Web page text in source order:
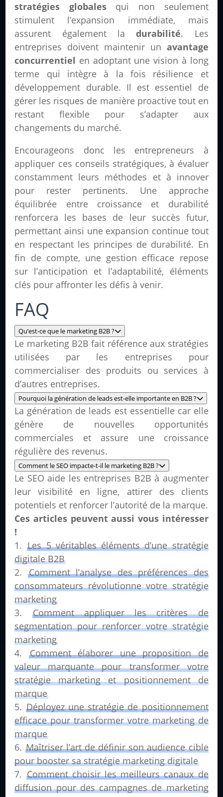
stratégies globalesqui non seulement
stimulent l’expansion immédiate, mais
assurent également ladurabilité. Les
entreprises doivent maintenir un avantage
concurrentiel en adoptant une vision à long
terme qui intègre à la fois résilience et
développement durable. Il est essentiel de
gérer les risques de manière proactive tout en
restant flexible pour s’adapter aux
changements du marché.
Encourageons donc les entrepreneurs à
appliquer ces conseils stratégiques, à évaluer
constamment leurs méthodes et à innover
pour rester pertinents. Une approche
équilibrée entre croissance et durabilité
renforcera les bases de leur succès futur,
permettant ainsi une expansion continue tout
en respectant les principes de durabilité. En
fin de compte, une gestion efficace repose
sur l’anticipation et l’adaptabilité, éléments
clés pour affronter les défis à venir.
FAQ
Qu’est-ce que le marketing B2B ?
Le marketing B2B fait référence aux stratégies
utilisées par les entreprises pour
commercialiser des produits ou services à
d’autres entreprises.
Pourquoi la génération de leads est-elle importante en B2B ?
La génération de leads est essentielle car elle
génère de nouvelles opportunités
commerciales et assure une croissance
régulière des revenus.
Comment le SEO impacte-t-il le marketing B2B ?
Le SEO aide les entreprises B2B à augmenter
leur visibilité en ligne, attirer des clients
potentiels et renforcer l’autorité de la marque.
Ces articles peuvent aussi vous intéresser
!
Les 5 véritables éléments d’une stratégie
digitale B2B
Comment l’analyse des préférences des
consommateurs révolutionne votre stratégie
marketing
Comment appliquer les critères de
segmentation pour renforcer votre stratégie
marketing
Comment élaborer une proposition de
valeur marquante pour transformer votre
stratégie marketing et positionnement de
marque
Déployez une stratégie de positionnement
efficace pour transformer votre marketing de
marque
Maîtriser l’art de définir son audience cible
pour booster sa stratégie marketing digitale
Comment choisir les meilleurs canaux de
diffusion pour des campagnes de marketing